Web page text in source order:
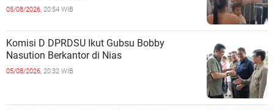
05/08/2026, 20:54 WIB
Komisi D DPRDSU Ikut Gubsu Bobby
Nasution Berkantor di Nias
05/08/2026, 20:32 WIB